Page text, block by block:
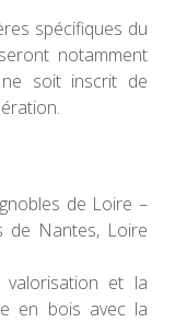
spécifiques du
notamment
soit inscrit de
de Loire –
de Nantes, Loire
valorisation et la
en bois avec la